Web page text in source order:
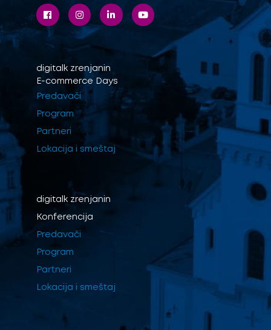
digitalk zrenjanin
E-commerce Days
Predavači
Program
Partneri
Lokacija i smeštaj
digitalk zrenjanin
Konferencija
Predavači
Program
Partneri
Lokacija i smeštaj